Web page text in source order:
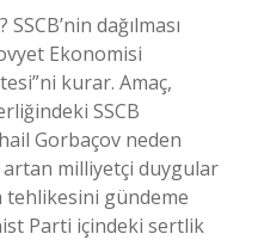
dağılması
Ekonomisi
kurar. Amaç,
SSCB
Gorbaçov neden
milliyetçi duygular
tehlikesini gündeme
Parti içindeki sertlik